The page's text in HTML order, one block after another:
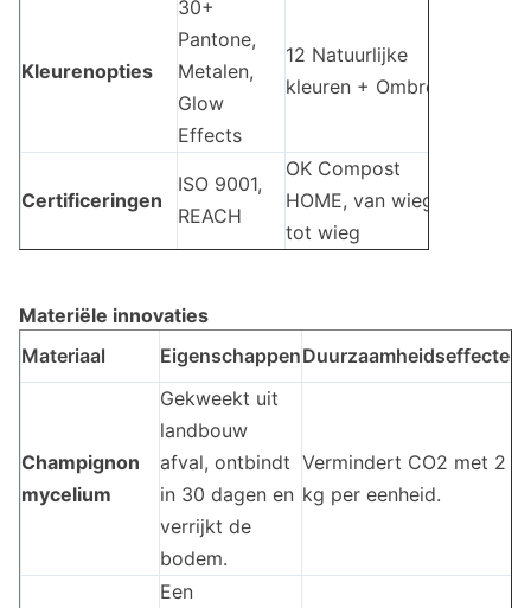
Kleurenopties
30+
Pantone,
Metalen,
Glow
Effects
12 Natuurlijke
kleuren + Ombré
Certificeringen
ISO 9001,
REACH
OK Compost
HOME, van wieg
tot wieg
Materiële innovaties
Materiaal
EigenschappenDuurzaamheidseffecten
Champignon
mycelium
Gekweekt uit
landbouw
afval, ontbindt
in 30 dagen en
verrijkt de
bodem.
Vermindert CO2 met 2
kg per eenheid.
Een